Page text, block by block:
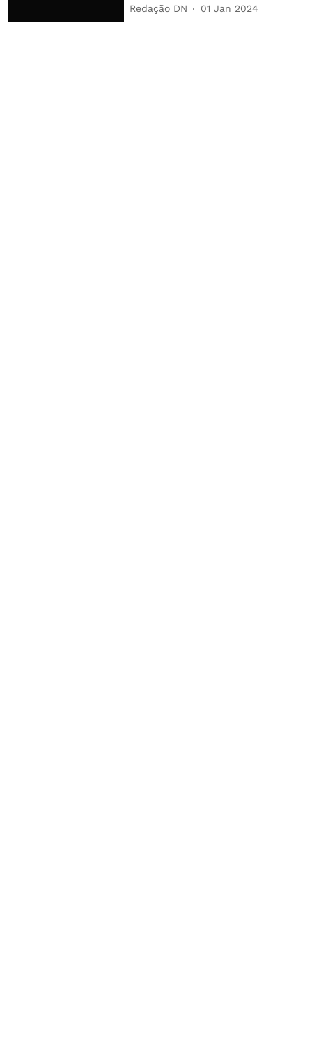
Redação DN 01 Jan 2024